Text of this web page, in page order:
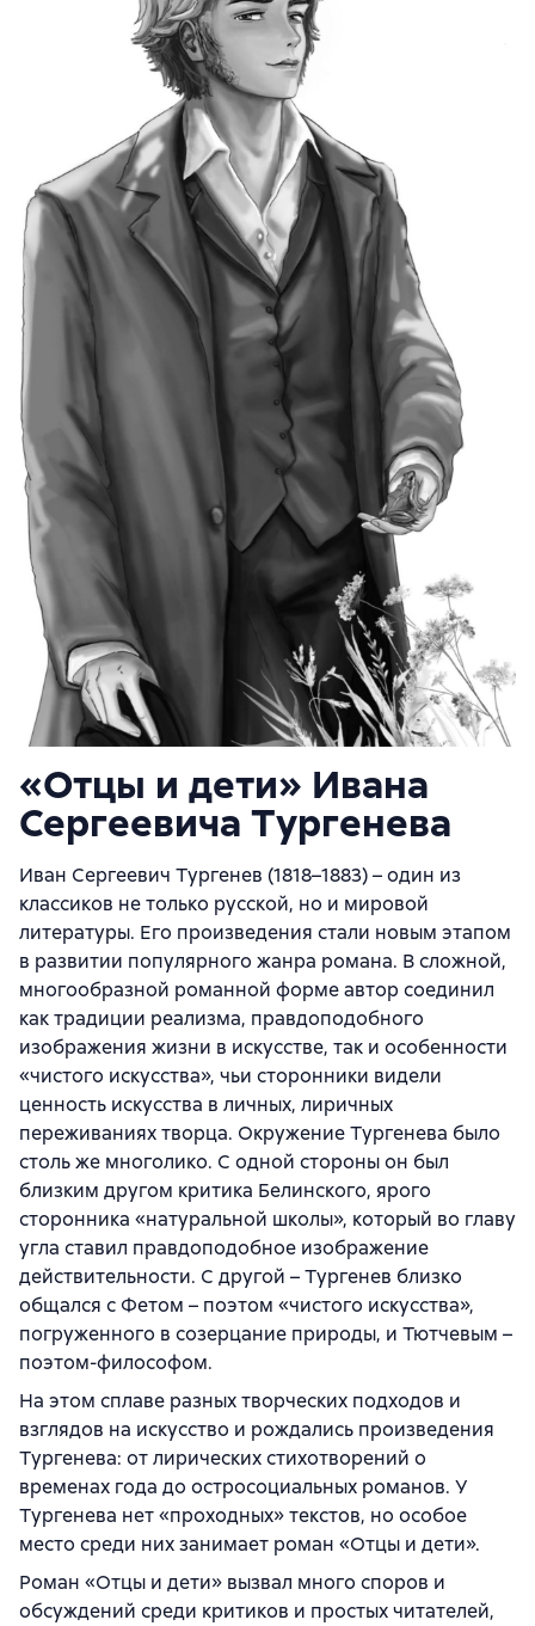
«Отцы и дети» Ивана
Сергеевича Тургенева
Иван Сергеевич Тургенев (1818–1883) – один из
классиков не только русской, но и мировой
литературы. Его произведения стали новым этапом
в развитии популярного жанра романа. В сложной,
многообразной романной форме автор соединил
как традиции реализма, правдоподобного
изображения жизни в искусстве, так и особенности
«чистого искусства», чьи сторонники видели
ценность искусства в личных, лиричных
переживаниях творца. Окружение Тургенева было
столь же многолико. С одной стороны он был
близким другом критика Белинского, ярого
сторонника «натуральной школы», который во главу
угла ставил правдоподобное изображение
действительности. С другой – Тургенев близко
общался с Фетом – поэтом «чистого искусства»,
погруженного в созерцание природы, и Тютчевым –
поэтом-философом.
На этом сплаве разных творческих подходов и
взглядов на искусство и рождались произведения
Тургенева: от лирических стихотворений о
временах года до остросоциальных романов. У
Тургенева нет «проходных» текстов, но особое
место среди них занимает роман «Отцы и дети».
Роман «Отцы и дети» вызвал много споров и
обсуждений среди критиков и простых читателей,